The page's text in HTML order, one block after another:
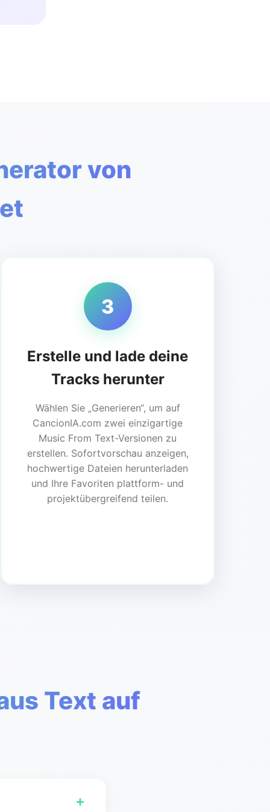
von
3
Erstelle und lade deine
Tracks herunter
Wählen Sie „Generieren“, um auf
CancionIA.com zwei einzigartige
Music From Text-Versionen zu
erstellen. Sofortvorschau anzeigen,
hochwertige Dateien herunterladen
und Ihre Favoriten plattform- und
projektübergreifend teilen.
Text auf
+